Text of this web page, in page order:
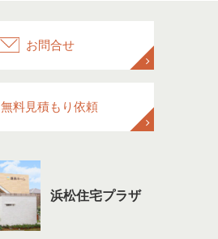
お問合せ
無料見積もり依頼
浜松住宅プラザ